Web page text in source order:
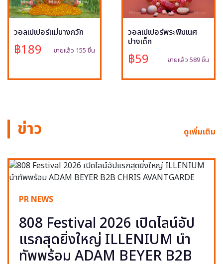
วอลเปเปอร์แม่นางกวัก
฿189 ขายแล้ว 155 ชิ้น
วอลเปเปอร์พระพิฆเนศ
ปางเด็ก
฿59 ขายแล้ว 589 ชิ้น
ข่าว ดูเพิ่มเติม
PR NEWS
808 Festival 2026 เปิดไลน์อัป
แรกสุดยิ่งใหญ่ ILLENIUM นำ
ทัพพร้อม ADAM BEYER B2B